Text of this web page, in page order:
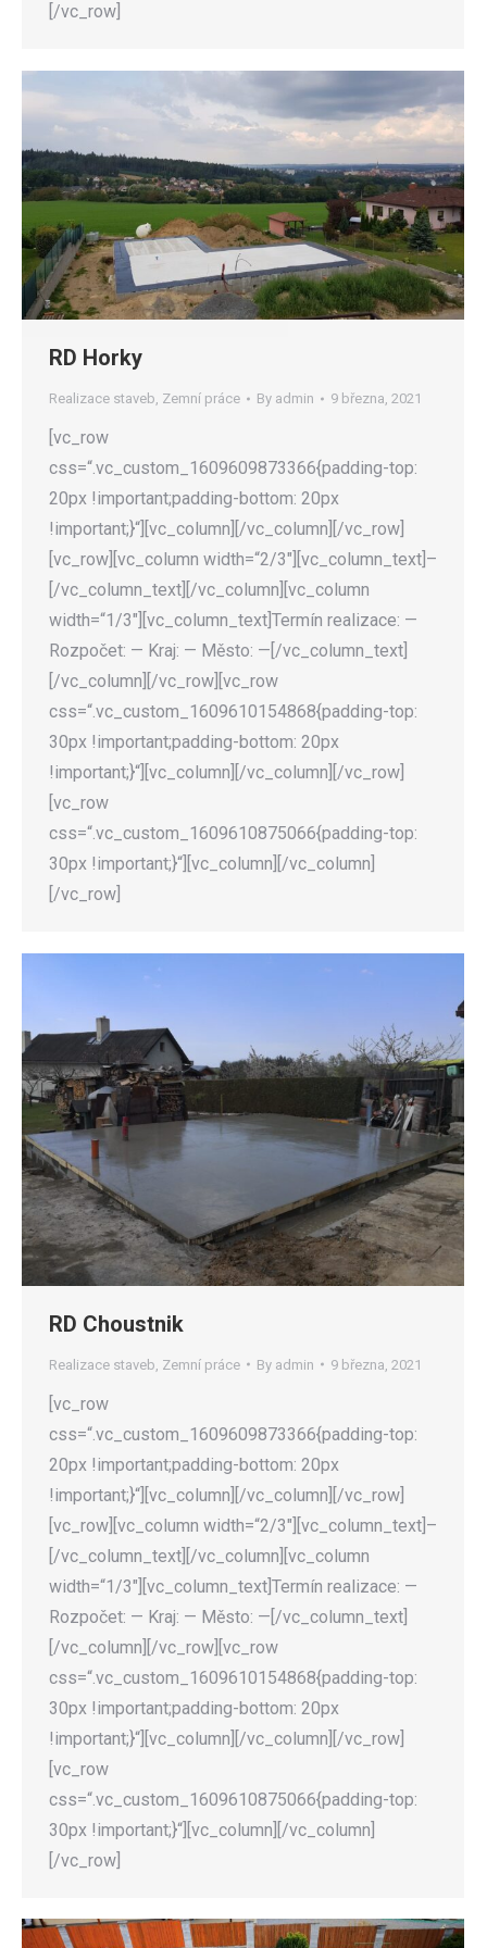
[/vc_row]
RD Horky
Realizace staveb, Zemní práce By admin 9 března, 2021
[vc_row
css=“.vc_custom_1609609873366{padding-top:
20px !important;padding-bottom: 20px
!important;}“][vc_column][/vc_column][/vc_row]
[vc_row][vc_column width=“2/3″][vc_column_text]–
[/vc_column_text][/vc_column][vc_column
width=“1/3″][vc_column_text]Termín realizace: —
Rozpočet: — Kraj: — Město: —[/vc_column_text]
[/vc_column][/vc_row][vc_row
css=“.vc_custom_1609610154868{padding-top:
30px !important;padding-bottom: 20px
!important;}“][vc_column][/vc_column][/vc_row]
[vc_row
css=“.vc_custom_1609610875066{padding-top:
30px !important;}“][vc_column][/vc_column]
[/vc_row]
RD Choustnik
Realizace staveb Zemní práce By admin 9 března, 2021
[vc_row
css=“.vc_custom_1609609873366{padding-top:
20px !important;padding-bottom: 20px
!important;}“][vc_column][/vc_column][/vc_row]
[vc_row][vc_column width=“2/3″][vc_column_text]–
[/vc_column_text][/vc_column][vc_column
width=“1/3″][vc_column_text]Termín realizace: —
Rozpočet: — Kraj: — Město: —[/vc_column_text]
[/vc_column][/vc_row][vc_row
css=“.vc_custom_1609610154868{padding-top:
30px !important;padding-bottom: 20px
!important;}“][vc_column][/vc_column][/vc_row]
[vc_row
css=“.vc_custom_1609610875066{padding-top:
30px !important;}“][vc_column][/vc_column]
[/vc_row]